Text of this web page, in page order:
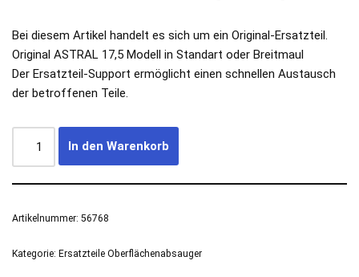
Bei diesem Artikel handelt es sich um ein Original-Ersatzteil.
Original ASTRAL 17,5 Modell in Standart oder Breitmaul
Der Ersatzteil-Support ermöglicht einen schnellen Austausch
der betroffenen Teile.
In den Warenkorb
Artikelnummer: 56768
Kategorie: Ersatzteile Oberflächenabsauger